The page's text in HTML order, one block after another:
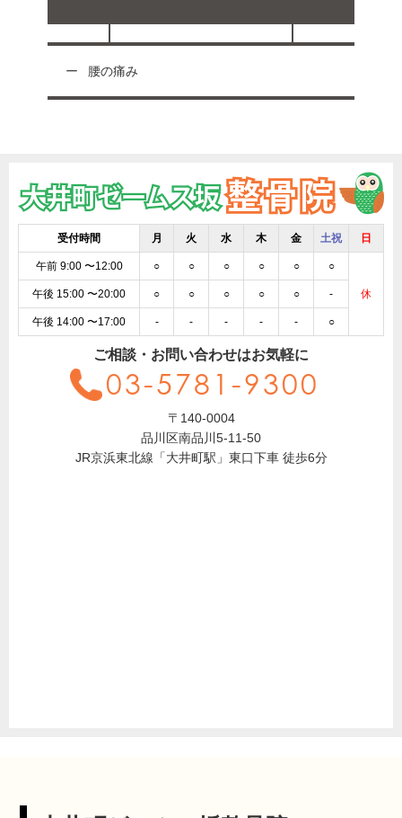
腰の痛み
受付時間 月 火 水 木 金 土祝 日
午前 9:00 〜12:00 ○ ○ ○ ○ ○ ○
休
午後 15:00 〜20:00 ○ ○ ○ ○ ○ -
午後 14:00 〜17:00 - - - - - ○
ご相談・お問い合わせはお気軽に
03-5781-9300
〒140-0004
品川区南品川5-11-50
JR京浜東北線「大井町駅」東口下車 徒歩6分